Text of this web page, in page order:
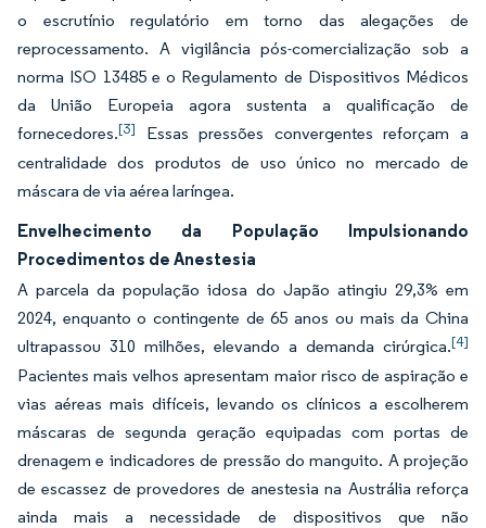
o escrutínio regulatório em torno das alegações de
reprocessamento. A vigilância pós-comercialização sob a
norma ISO 13485 e o Regulamento de Dispositivos Médicos
da União Europeia agora sustenta a qualificação de
fornecedores.[3]
Essas pressões convergentes reforçam a
centralidade dos produtos de uso único no mercado de
máscara de via aérea laríngea.
Envelhecimento da População Impulsionando
Procedimentos de Anestesia
A parcela da população idosa do Japão atingiu 29,3% em
2024, enquanto o contingente de 65 anos ou mais da China
ultrapassou 310 milhões, elevando a demanda cirúrgica.[4]
Pacientes mais velhos apresentam maior risco de aspiração e
vias aéreas mais difíceis, levando os clínicos a escolherem
máscaras de segunda geração equipadas com portas de
drenagem e indicadores de pressão do manguito. A projeção
de escassez de provedores de anestesia na Austrália reforça
ainda mais a necessidade de dispositivos que não